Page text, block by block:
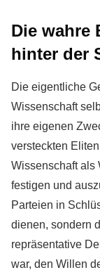
Die wahre
hinter der
Die eigentliche
Wissenschaft
ihre eigenen
versteckten
Wissenschaft als
festigen und
Parteien in
dienen, sondern
repräsentative
war, den Willen